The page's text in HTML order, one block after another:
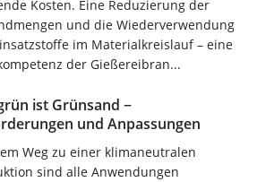
Kosten. Eine Reduzierung der
und die Wiederverwendung
im Materialkreislauf – eine
der Gießereibran...
ist Grünsand −
und Anpassungen
Weg zu einer klimaneutralen
sind alle Anwendungen